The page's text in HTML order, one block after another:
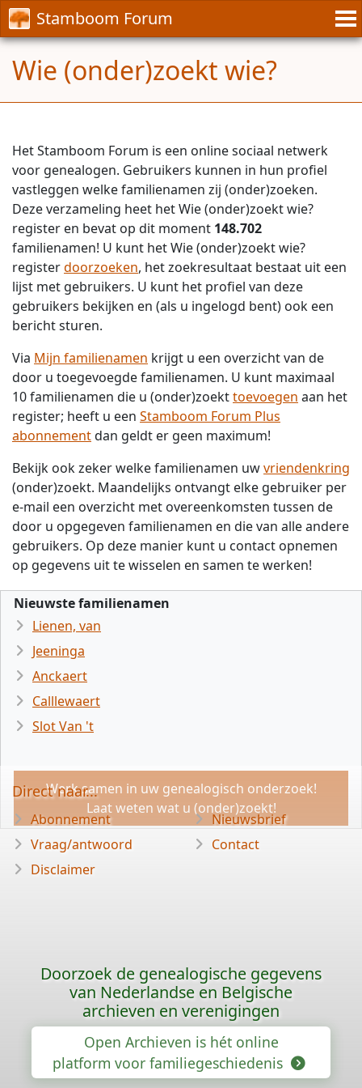
Stamboom Forum
Wie (onder)zoekt wie?
Het Stamboom Forum is een online sociaal netwerk
voor genealogen. Gebruikers kunnen in hun profiel
vastleggen welke familienamen zij (onder)zoeken.
Deze verzameling heet het Wie (onder)zoekt wie?
register en bevat op dit moment 148.702
familienamen! U kunt het Wie (onder)zoekt wie?
registerdoorzoeken, het zoekresultaat bestaat uit een
lijst met gebruikers. U kunt het profiel van deze
gebruikers bekijken en (als u ingelogd bent) ook een
bericht sturen.
Via Mijn familienamen krijgt u een overzicht van de
door u toegevoegde familienamen. U kunt maximaal
10 familienamen die u (onder)zoekttoevoegen aan het
register; heeft u een Stamboom Forum Plus
abonnementdan geldt er geen maximum!
Bekijk ook zeker welke familienamen uwvriendenkring
(onder)zoekt. Maandelijks ontvangt elke gebruiker per
e-mail een overzicht met overeenkomsten tussen de
door u opgegeven familienamen en die van alle andere
gebruikers. Op deze manier kunt u contact opnemen
op gegevens uit te wisselen en samen te werken!
Nieuwste familienamen
Lienen, van
Jeeninga
Anckaert
Calllewaert
Slot Van 't
Werk samen in uw genealogisch onderzoek!
Laat weten wat u (onder)zoekt!
Direct naar...
Abonnement
Vraag/antwoord
Disclaimer
Nieuwsbrief
Contact
Doorzoek de genealogische gegevens
van Nederlandse en Belgische
archieven en verenigingen
Open Archieven is hét online
platform voor familiegeschiedenis